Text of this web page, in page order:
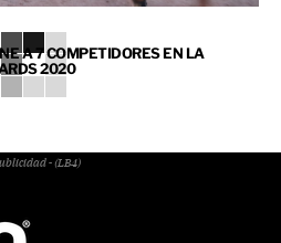
A 7 COMPETIDORES EN LA
2020
- (LB4)